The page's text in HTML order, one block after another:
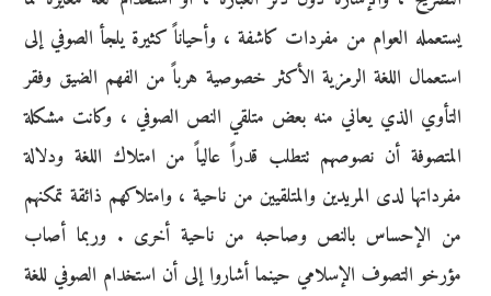
يستعمله العوام من مفردات كاشفة ، وأحياناً كثيرة يلجأ الصوفي إلى
استعمال اللغة الرمزية الأكثر خصوصية هرباً من الفهم الضيق وفقر
التأوي الذي يعاني منه بعض متلقي النص الصوفي ، وكانت مشكلة
المتصوفة أن نصوصهم تتطلب قدراً عالياً من امتلاك اللغة ودلالة
مفرداتها لدى المريدين والمتلقيين من ناحية ، وامتلاكهم ذائقة تمكنهم
من الإحساس بالنص وصاحبه من ناحية أخرى . وربما أصاب
مؤرخو التصوف الإسلامي حينما أشاروا إلى أن استخدام الصوفي للغة